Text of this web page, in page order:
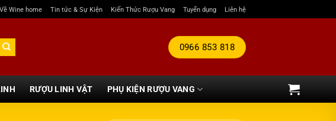
Về Wine home Tin tức & Sự Kiện Kiến Thức Rượu Vang Tuyển dụng Liên hệ
0966 853 818
RƯỢU LINH VẬT PHỤ KIỆN RƯỢU VANG